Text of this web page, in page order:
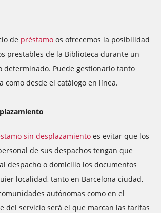
de préstamo os ofrecemos la posibilidad
prestables de la Biblioteca durante un
determinado. Puede gestionarlo tanto
como desde el catálogo en línea.
sin desplazamiento es evitar que los
de sus despachos tengan que
despacho o domicilio los documentos
localidad, tanto en Barcelona ciudad,
autónomas como en el
del servicio será el que marcan las tarifas